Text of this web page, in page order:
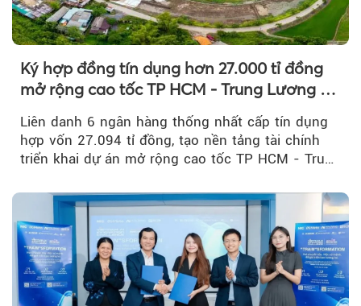
Ký hợp đồng tín dụng hơn 27.000 tỉ đồng
mở rộng cao tốc TP HCM - Trung Lương -
Liên danh 6 ngân hàng thống nhất cấp tín dụng
hợp vốn 27.094 tỉ đồng, tạo nền tảng tài chính
triển khai dự án mở rộng cao tốc TP HCM - Trung
kết nối TP HCM với Đồng bằng sông Cửu Long.